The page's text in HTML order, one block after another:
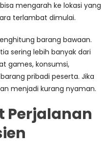
mengarah ke lokasi yang
terlambat dimulai.
barang bawaan.
sering lebih banyak dari
games, konsumsi,
pribadi peserta. Jika
menjadi kurang nyaman.
Perjalanan